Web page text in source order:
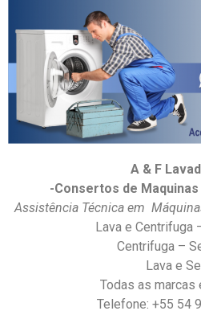
A & F
-Consertos de
Assistência Técnica em
Lava e Centrifuga
Centrifuga –
Lava e
Todas as marcas
Telefone: +55 54